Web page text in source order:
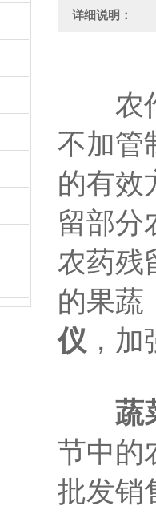
详细说明：
农作
不加管
的有效
留部分
农药残
的果蔬
仪 ，
蔬
节中的
批发销